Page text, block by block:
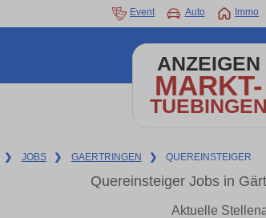
Event Auto Immo
ANZEIGEN
MARKT-
TUEBINGEN
❯ JOBS ❯ GAERTRINGEN ❯ QUEREINSTEIGER
Quereinsteiger Jobs in
Aktuelle